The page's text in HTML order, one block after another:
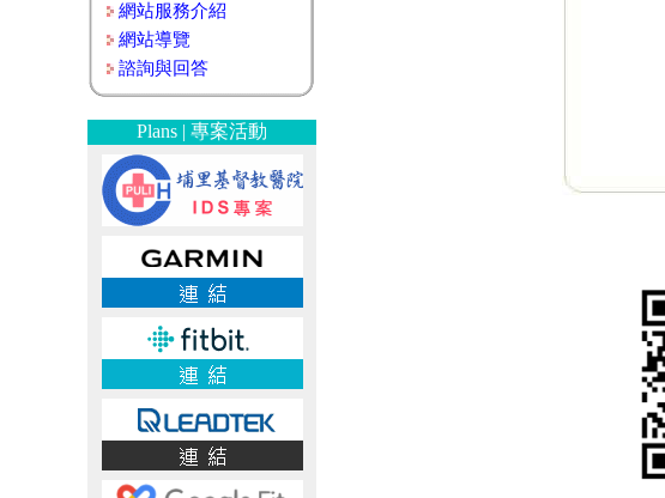
網站服務介紹
網站導覽
諮詢與回答
Plans | 專案活動